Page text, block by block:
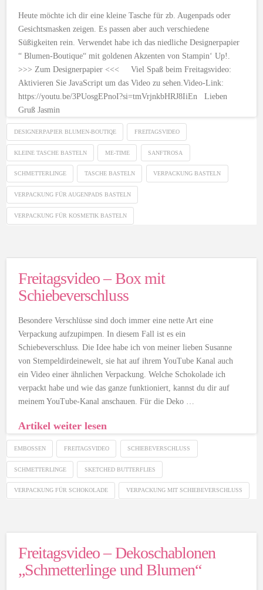
Heute möchte ich dir eine kleine Tasche für zb. Augenpads oder
Gesichtsmasken zeigen. Es passen aber auch verschiedene
Süßigkeiten rein. Verwendet habe ich das niedliche Designerpapier
“ Blumen-Boutique“ mit goldenen Akzenten von Stampin‘ Up!.
>>> Zum Designerpapier <<< Viel Spaß beim Freitagsvideo:
Aktivieren Sie JavaScript um das Video zu sehen.Video-Link:
https://youtu.be/3PUosgEPnoI?si=tmVrjnkbHRJ8IiEn Lieben
Gruß Jasmin
DESIGNERPAPIER BLUMEN-BOUTIQE FREITAGSVIDEO
KLEINE TASCHE BASTELN ME-TIME SANFTROSA
SCHMETTERLINGE TASCHE BASTELN VERPACKUNG BASTELN
VERPACKUNG FÜR AUGENPADS BASTELN
VERPACKUNG FÜR KOSMETIK BASTELN
Freitagsvideo – Box mit
Schiebeverschluss
Besondere Verschlüsse sind doch immer eine nette Art eine
Verpackung aufzupimpen. In diesem Fall ist es ein
Schiebeverschluss. Die Idee habe ich von meiner lieben Susanne
von Stempeldirdeinewelt, sie hat auf ihrem YouTube Kanal auch
ein Video einer ähnlichen Verpackung. Welche Schokolade ich
verpackt habe und wie das ganze funktioniert, kannst du dir auf
meinem YouTube-Kanal anschauen. Für die Deko …
Artikel weiter lesen
EMBOSSEN FREITAGSVIDEO SCHIEBEVERSCHLUSS
SCHMETTERLINGE SKETCHED BUTTERFLIES
VERPACKUNG FÜR SCHOKOLADE VERPACKUNG MIT SCHIEBEVERSCHLUSS
Freitagsvideo – Dekoschablonen
„Schmetterlinge und Blumen“